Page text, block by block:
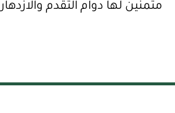
متمنين لها دوام التقدم